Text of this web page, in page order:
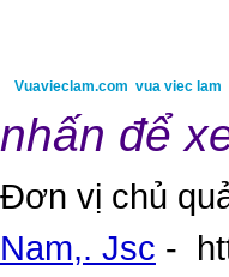
Vuavieclam.com vua viec lam
nhấn để
Đơn vị chủ
Nam,. Jsc -